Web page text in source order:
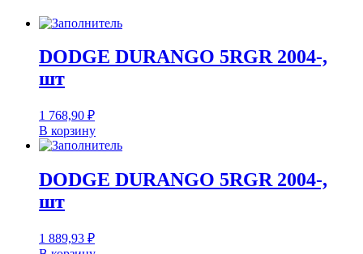
DODGE DURANGO 5RGR 2004-,
шт
1 768,90 ₽
В корзину
DODGE DURANGO 5RGR 2004-,
шт
1 889,93 ₽